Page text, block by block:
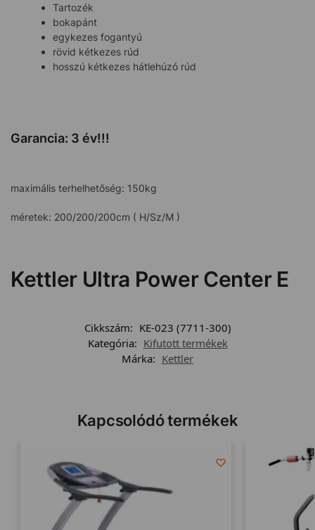
Tartozék
bokapánt
egykezes fogantyú
rövid kétkezes rúd
hosszú kétkezes hátlehúzó rúd
Garancia: 3 év!!!
maximális terhelhetőség: 150kg
méretek: 200/200/200cm ( H/Sz/M )
Kettler Ultra Power Center E
Cikkszám: KE-023 (7711-300)
Kategória: Kifutott termékek
Márka: Kettler
Kapcsolódó termékek